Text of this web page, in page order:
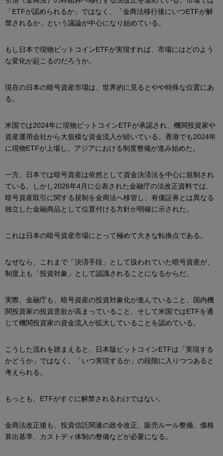
「ETFが認められるか」ではなく、「金商法移行後にいつETFが解
禁されるか」という議論が中心になり始めている。
もし日本で現物ビットコインETFが実現すれば、市場にはどのよう
な変化が起こるのだろうか。
現在の日本の暗号資産市場は、世界的に見るとやや特殊な位置にあ
る。
米国では2024年に現物ビットコインETFが承認され、機関投資家や
資産運用会社から大規模な資金流入が続いている。香港でも2024年
に現物ETFが上場し、アジアにおける制度整備が進み始めた。
一方、日本では暗号資産は依然として資金決済法を中心に規制され
ている。しかし2026年4月に公表された金融庁の法改正資料では、
暗号資産取引に関する規制を金商法へ移管し、有価証券とは異なる
独立した金融商品として位置付ける方針が明確に示された。
これは日本の暗号資産市場にとって極めて大きな転換点である。
なぜなら、これまで「決済手段」として扱われていた暗号資産が、
制度上も「投資対象」として認識されることになるからだ。
実際、金融庁も、暗号資産の投資対象化が進んでいること、国内機
関投資家の投資意欲が高まっていること、そして米国ではETFを通
じて機関投資家の資金流入が拡大していることを認めている。
こうした流れを踏まえると、日本版ビットコインETFは「実現する
かどうか」ではなく、「いつ実現するか」の段階に入りつつあると
考えられる。
もっとも、ETFがすぐに解禁されるわけではない。
金商法改正後も、投資信託関連の政令改正、販売ルール整備、価格
算出基準、カストディ体制の整備などが必要になる。